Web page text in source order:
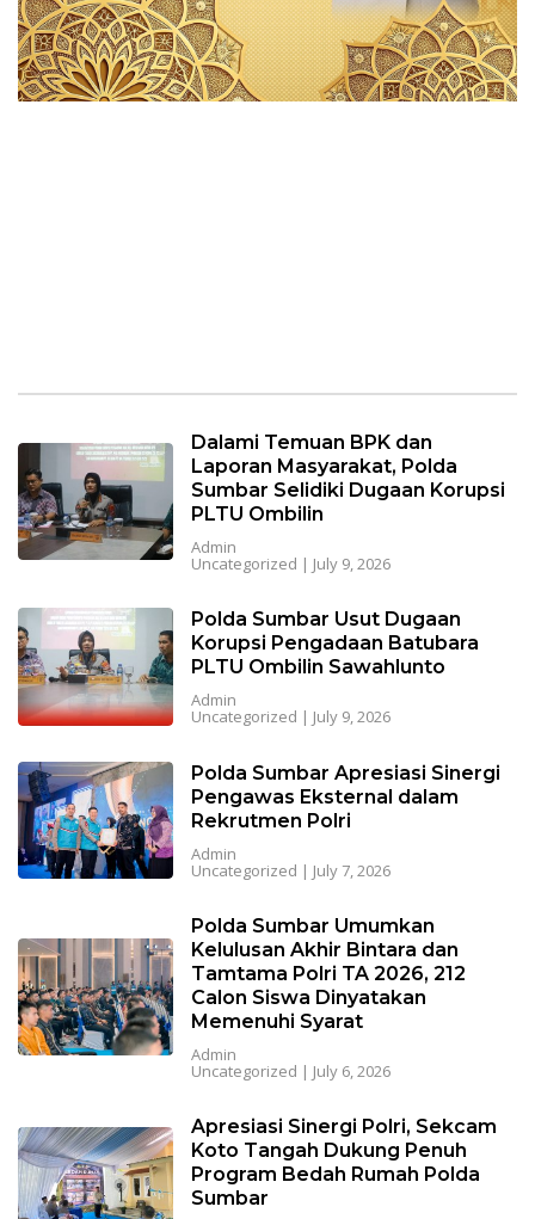
Dalami Temuan BPK dan
Laporan Masyarakat, Polda
Sumbar Selidiki Dugaan Korupsi
PLTU Ombilin
Admin
Uncategorized | July 9, 2026
Polda Sumbar Usut Dugaan
Korupsi Pengadaan Batubara
PLTU Ombilin Sawahlunto
Admin
Uncategorized | July 9, 2026
Polda Sumbar Apresiasi Sinergi
Pengawas Eksternal dalam
Rekrutmen Polri
Admin
Uncategorized | July 7, 2026
Polda Sumbar Umumkan
Kelulusan Akhir Bintara dan
Tamtama Polri TA 2026, 212
Calon Siswa Dinyatakan
Memenuhi Syarat
Admin
Uncategorized | July 6, 2026
Apresiasi Sinergi Polri, Sekcam
Koto Tangah Dukung Penuh
Program Bedah Rumah Polda
Sumbar